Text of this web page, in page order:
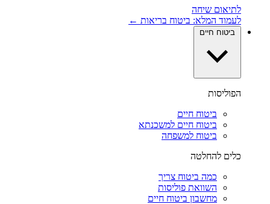
לתיאום שיחה
לעמוד המלא: ביטוח בריאות ←
ביטוח חיים
הפוליסות
ביטוח חיים
ביטוח חיים למשכנתא
ביטוח למשפחה
כלים להחלטה
כמה ביטוח צריך
השוואת פוליסות
מחשבון ביטוח חיים